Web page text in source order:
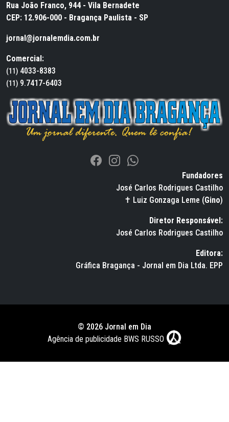
Rua João Franco, 944 - Vila Bernadete
CEP: 12.906-000 - Bragança Paulista - SP
jornal@jornalemdia.com.br
Comercial:
(11) 4033-8383
(11) 9.7417-6403
Fundadores
José Carlos Rodrigues Castilho
✝ Luiz Gonzaga Leme (Gino)
Diretor Responsável:
José Carlos Rodrigues Castilho
Editora:
Gráfica Bragança - Jornal em Dia Ltda. EPP
© 2026 Jornal em Dia
Agência de publicidade BWS RUSSO